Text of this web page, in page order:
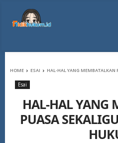
HOME ESAI HAL-HAL YANG MEMBATALKAN
Esai
HAL-HAL YANG
PUASA